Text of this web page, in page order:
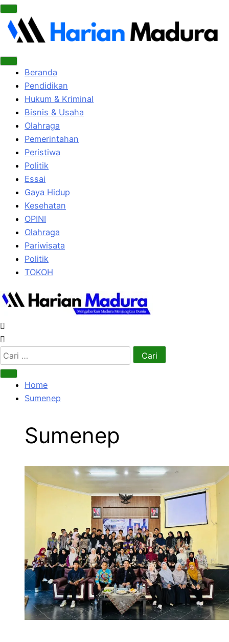
Beranda
Pendidikan
Hukum & Kriminal
Bisnis & Usaha
Olahraga
Pemerintahan
Peristiwa
Politik
Essai
Gaya Hidup
Kesehatan
OPINI
Olahraga
Pariwisata
Politik
TOKOH
Cari
untuk:
Home
Sumenep
Sumenep